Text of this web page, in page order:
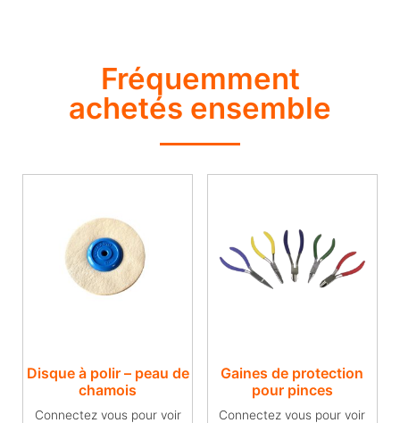
Fréquemment
achetés ensemble
Disque à polir – peau de
chamois
Connectez vous pour voir
Gaines de protection
pour pinces
Connectez vous pour voir